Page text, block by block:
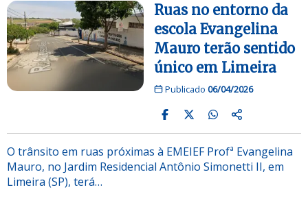
Ruas no entorno da
escola Evangelina
Mauro terão sentido
único em Limeira
Publicado 06/04/2026
O trânsito em ruas próximas à EMEIEF Profª Evangelina
Mauro, no Jardim Residencial Antônio Simonetti II, em
Limeira (SP), terá…